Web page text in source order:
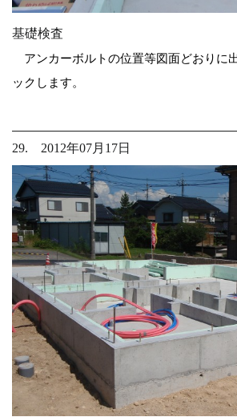
基礎検査
アンカーボルトの位置等図面どおりに
ックします。
29. 2012年07月17日